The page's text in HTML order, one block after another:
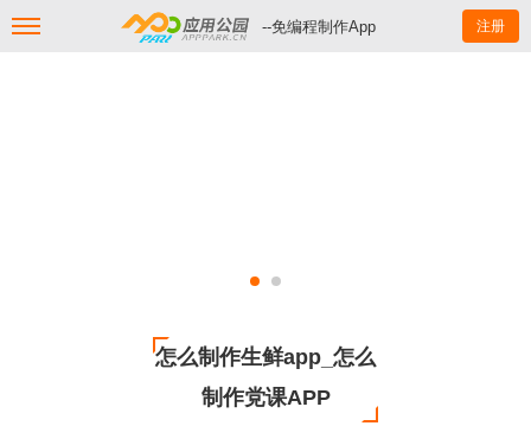
--免编程制作App 注册
怎么制作生鲜app_怎么
制作党课APP